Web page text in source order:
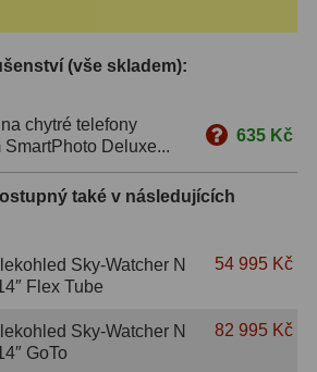
(vše skladem):
chytré telefony
SmartPhoto Deluxe...
635 Kč
také v následujících
Sky-Watcher N
Flex Tube
54 995 Kč
Sky-Watcher N
GoTo
82 995 Kč